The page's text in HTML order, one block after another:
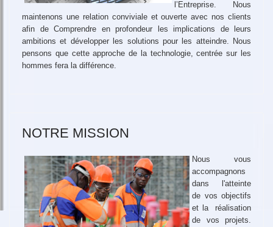
l’Entreprise. Nous
maintenons une relation conviviale et ouverte avec nos clients
afin de Comprendre en profondeur les implications de leurs
ambitions et développer les solutions pour les atteindre. Nous
pensons que cette approche de la technologie, centrée sur les
hommes fera la différence.
NOTRE MISSION
Nous vous
accompagnons
dans l'atteinte
de vos objectifs
et la réalisation
de vos projets.